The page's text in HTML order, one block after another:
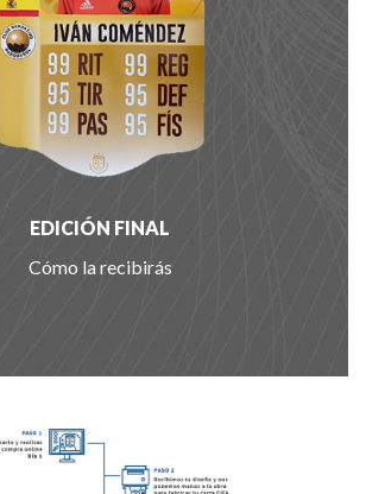
EDICIÓN FINAL
Cómo la recibirás